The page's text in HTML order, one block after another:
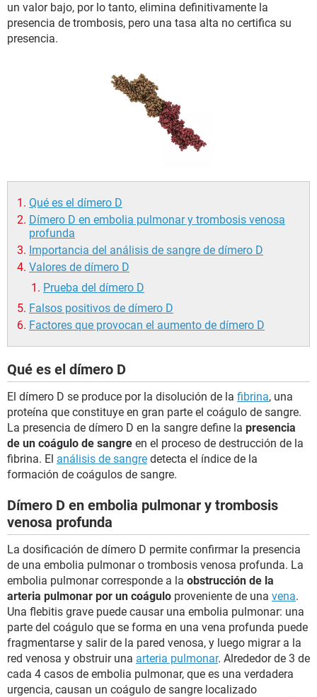
un valor bajo, por lo tanto, elimina definitivamente la
presencia de trombosis, pero una tasa alta no certifica su
presencia.
Qué es el dímero D
Dímero D en embolia pulmonar y trombosis venosa
profunda
Importancia del análisis de sangre de dímero D
Valores de dímero D
Prueba del dímero D
Falsos positivos de dímero D
Factores que provocan el aumento de dímero D
Qué es el dímero D
El dímero D se produce por la disolución de la fibrina, una
proteína que constituye en gran parte el coágulo de sangre.
La presencia de dímero D en la sangre define la presencia
de un coágulo de sangre en el proceso de destrucción de la
fibrina. El análisis de sangre detecta el índice de la
formación de coágulos de sangre.
Dímero D en embolia pulmonar y trombosis
venosa profunda
La dosificación de dímero D permite confirmar la presencia
de una embolia pulmonar o trombosis venosa profunda. La
embolia pulmonar corresponde a la obstrucción de la
arteria pulmonar por un coágulo proveniente de una vena.
Una flebitis grave puede causar una embolia pulmonar: una
parte del coágulo que se forma en una vena profunda puede
fragmentarse y salir de la pared venosa, y luego migrar a la
red venosa y obstruir una arteria pulmonar. Alrededor de 3 de
cada 4 casos de embolia pulmonar, que es una verdadera
urgencia, causan un coágulo de sangre localizado